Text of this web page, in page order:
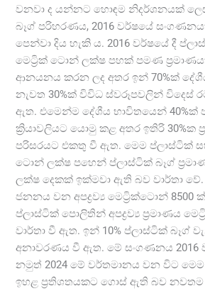
වනවා ද යන්නට හොඳම නිදර්ශනයක්
බෑග් පරිහරණය, 2016 වර්ෂයේ
පෙන්වා දිය හැකි‍ ය. 2016 වර්ෂයේ දී
මෙට්‍රික් ටොන් ලක්ෂ පහක් පමණ
ආනයනය කරන ලද අතර ඉන් 70%ක්
නැවත 30%ක් විවිධ ස්වරූපවලින් විදෙස්
ඇත. එමෙන්ම දේශීය භාවිතයෙන් 40%ක්
ක්‍රියාවලියට යොමු කළ අතර ඉතිරි 30%ක
පරිසරයට එකතු වී ඇත. මෙම ප්ලාස්ටික්
ටොන් ලක්ෂ පහෙන් ප්ලාස්ටික් බෑග්
ලක්ෂ දෙකක් ඉක්මවා ඇති බව වාර්තා
ජනනය වන අපද්‍රව්‍ය මෙට්‍රික්ටොන් 8500
ප්ලාස්ටික් පොලිතින් අපද්‍රව්‍ය ප්‍රමාණය
වාර්තා වී ඇත. ඉන් 10% ප්ලාස්ටික් බෑග්
අනාවරණය වී ඇත. මේ සංගණනය 2016
නමුත් 2024 මේ වර්තමානය වන විට මෙම
ඉහළ ප්‍රතිශතයකට ගොස් ඇති බව